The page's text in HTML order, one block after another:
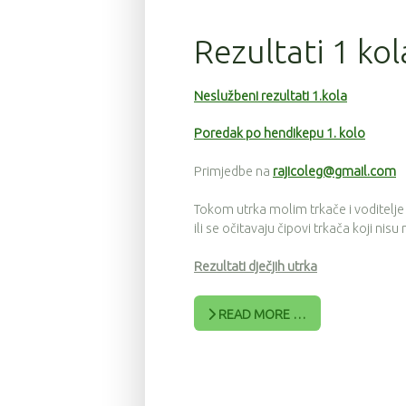
Rezultati 1
Neslužbeni rezultati 1.kola
Poredak po hendikepu 1. kolo
Primjedbe na rajicoleg@gmail.com
Tokom utrka molim trkače i
ili se očitavaju čipovi trkača koji
Rezultati dječjih utrka
READ MORE …